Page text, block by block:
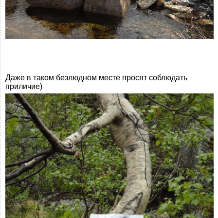
Даже в таком безлюдном месте просят соблюдать
приличие)